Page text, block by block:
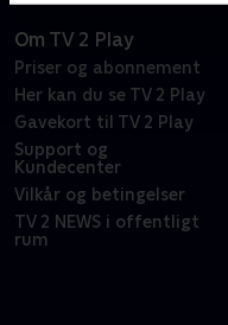
Om TV 2 Play
Priser og abonnement
Her kan du se TV 2 Play
Gavekort til TV 2 Play
Support og
Kundecenter
Vilkår og betingelser
TV 2 NEWS i offentligt
rum